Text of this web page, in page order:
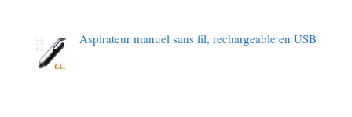
Aspirateur manuel sans fil, rechargeable en USB